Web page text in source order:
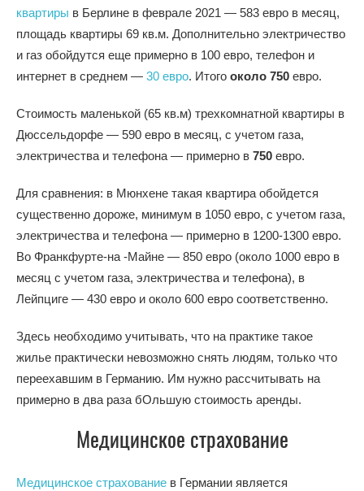
квартиры в Берлине в феврале 2021 — 583 евро в месяц,
площадь квартиры 69 кв.м. Дополнительно электричество
и газ обойдутся еще примерно в 100 евро, телефон и
интернет в среднем — 30 евро. Итого около 750 евро.
Стоимость маленькой (65 кв.м) трехкомнатной квартиры в
Дюссельдорфе — 590 евро в месяц, с учетом газа,
электричества и телефона — примерно в 750 евро.
Для сравнения: в Мюнхене такая квартира обойдется
существенно дороже, минимум в 1050 евро, с учетом газа,
электричества и телефона — примерно в 1200-1300 евро.
Во Франкфурте-на -Майне — 850 евро (около 1000 евро в
месяц с учетом газа, электричества и телефона), в
Лейпциге — 430 евро и около 600 евро соответственно.
Здесь необходимо учитывать, что на практике такое
жилье практически невозможно снять людям, только что
переехавшим в Германию. Им нужно рассчитывать на
примерно в два раза бОльшую стоимость аренды.
Медицинское страхование
Медицинское страхование в Германии является